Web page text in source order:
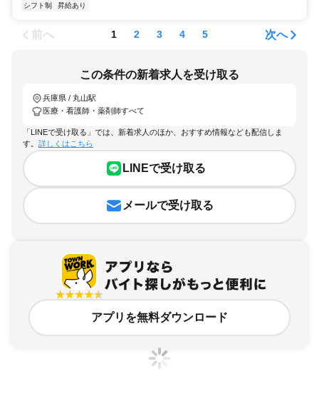
シフト制 昇給あり
前へ 1 2 3 4 5 次へ
この条件の新着求人を受け取る
兵庫県 / 丸山駅
医療・看護師・薬剤師すべて
「LINEで受け取る」では、新着求人のほか、おすすめ情報なども配信しま
す。 詳しくはこちら
LINEで受け取る
メールで受け取る
アプリを無料ダウンロード